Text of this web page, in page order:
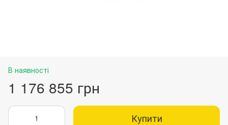
В наявності
1 176 855 грн
Купити